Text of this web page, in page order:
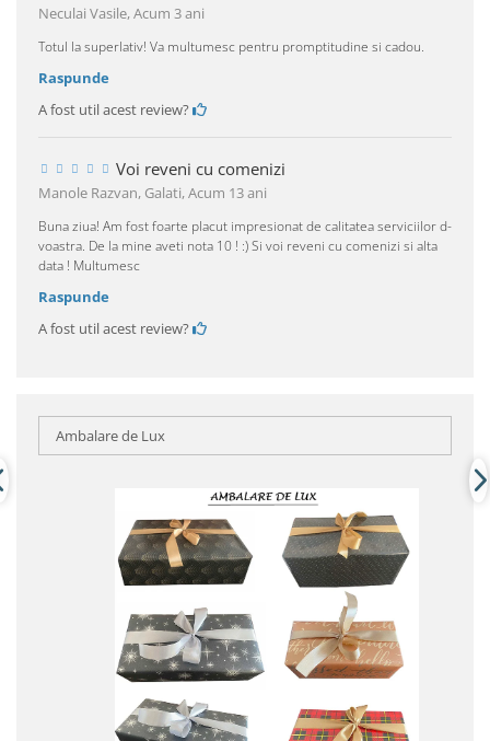
Neculai Vasile,Acum 3 ani
Totul la superlativ! Va multumesc pentru promptitudine si cadou.
Raspunde
A fost util acest review?
Voi reveni cu comenizi
Manole Razvan, Galati,Acum 13 ani
Buna ziua! Am fost foarte placut impresionat de calitatea serviciilor d-
voastra. De la mine aveti nota 10 ! :) Si voi reveni cu comenizi si alta
data ! Multumesc
Raspunde
A fost util acest review?
Ambalare de Lux